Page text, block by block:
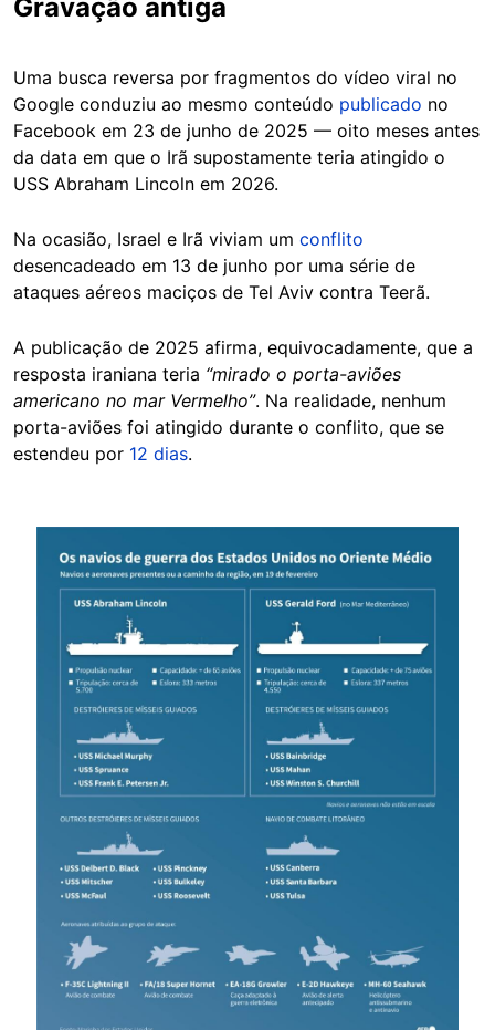
Gravação antiga
Uma busca reversa por fragmentos do vídeo viral no
Google conduziu ao mesmo conteúdo publicado no
Facebook em 23 de junho de 2025 — oito meses antes
da data em que o Irã supostamente teria atingido o
USS Abraham Lincoln em 2026.
Na ocasião, Israel e Irã viviam um conflito
desencadeado em 13 de junho por uma série de
ataques aéreos maciços de Tel Aviv contra Teerã.
A publicação de 2025 afirma, equivocadamente, que a
resposta iraniana teria “mirado o porta-aviões
americano no mar Vermelho”. Na realidade, nenhum
porta-aviões foi atingido durante o conflito, que se
estendeu por 12 dias.